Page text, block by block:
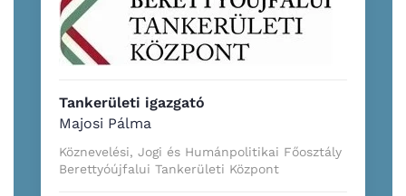
Tankerületi igazgató
Majosi Pálma
Köznevelési, Jogi és Humánpolitikai Főosztály
Berettyóújfalui Tankerületi Központ